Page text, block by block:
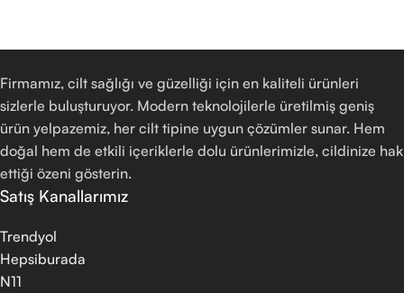
Firmamız, cilt sağlığı ve güzelliği için en kaliteli ürünleri
sizlerle buluşturuyor. Modern teknolojilerle üretilmiş geniş
ürün yelpazemiz, her cilt tipine uygun çözümler sunar. Hem
doğal hem de etkili içeriklerle dolu ürünlerimizle, cildinize hak
ettiği özeni gösterin.
Satış Kanallarımız
Trendyol
Hepsiburada
N11